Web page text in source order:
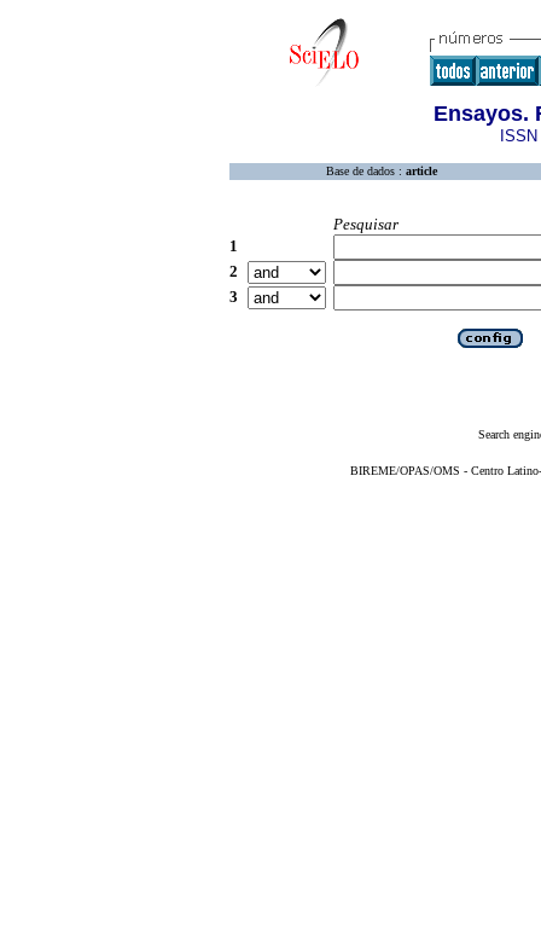
Ensayos.
Base de dados : article
Pesquisar
1
2
3
Search
BIREME/OPAS/OMS - Centro Latino-